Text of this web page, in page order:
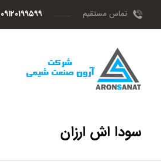
تماس مستقیم ۰۹۱۲۰۱۹۹۵۹۹
سودا اش ارزان